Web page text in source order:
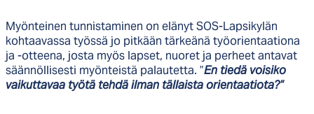
Myönteinen tunnistaminen on elänyt SOS-Lapsikylän
kohtaavassa työssä jo pitkään tärkeänä työorientaationa
ja -otteena, josta myös lapset, nuoret ja perheet antavat
säännöllisesti myönteistä palautetta. ”En tiedä voisiko
vaikuttavaa työtä tehdä ilman tällaista orientaatiota?”